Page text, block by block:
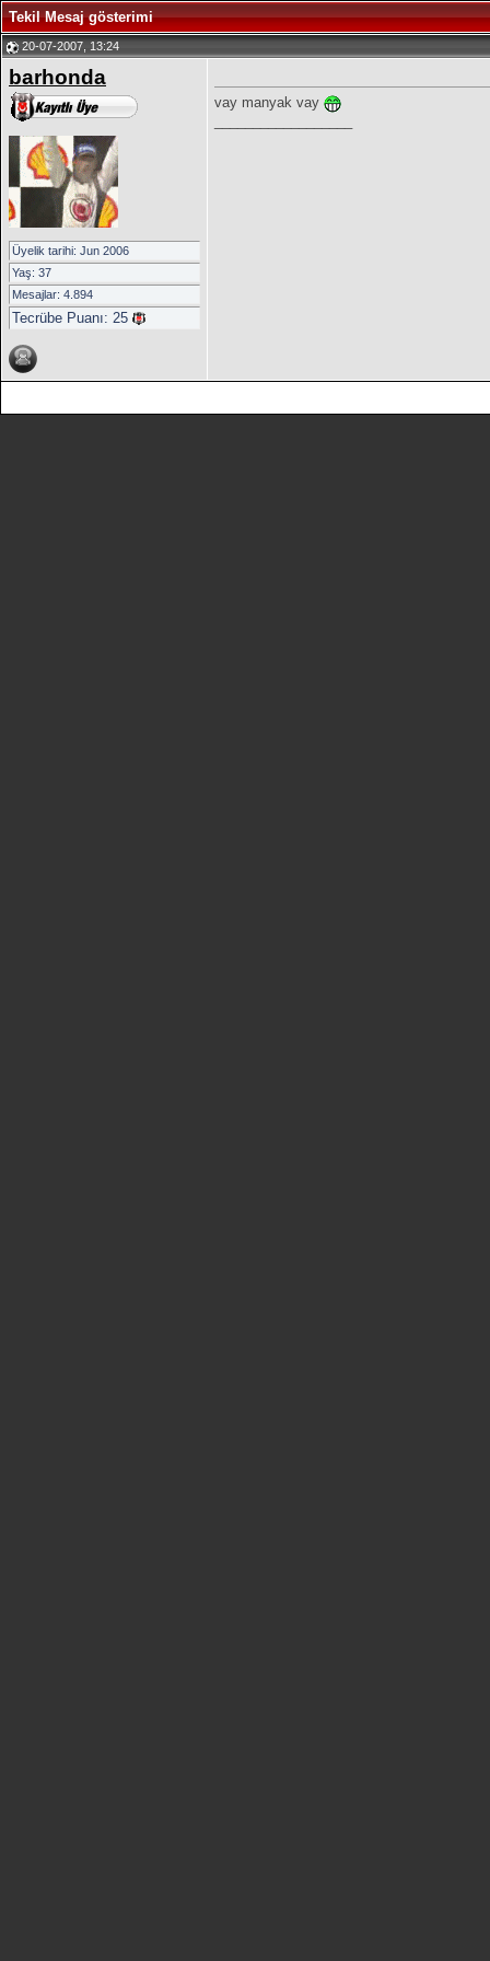
Tekil Mesaj gösterimi
20-07-2007, 13:24
barhonda
Üyelik tarihi: Jun 2006
Yaş: 37
Mesajlar: 4.894
Tecrübe Puanı: 25
vay manyak vay